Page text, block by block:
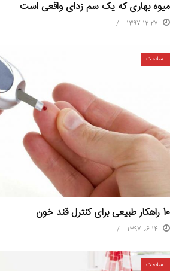
میوه بهاری که یک سم زدای واقعی است
1397-12-27
سلامت
10 راهکار طبیعی برای کنترل قند خون
1397-06-14
سلامت